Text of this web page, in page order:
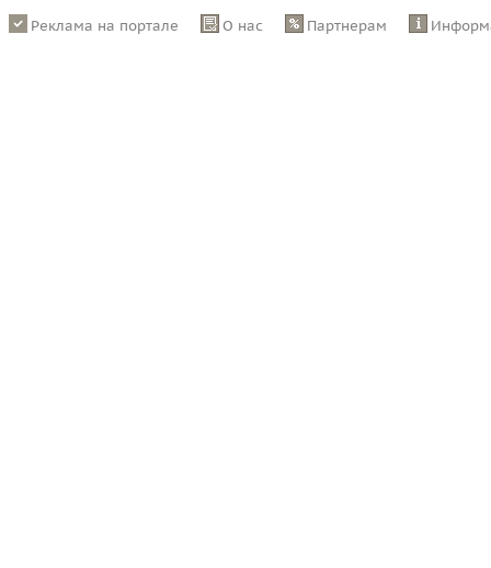
Реклама на портале О нас Партнерам